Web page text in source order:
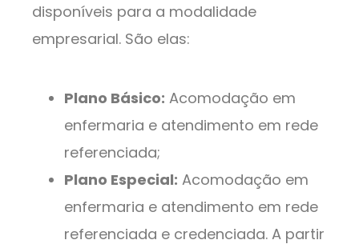
disponíveis para a modalidade
empresarial. São elas:
Plano Básico: Acomodação em
enfermaria e atendimento em rede
referenciada;
Plano Especial: Acomodação em
enfermaria e atendimento em rede
referenciada e credenciada. A partir